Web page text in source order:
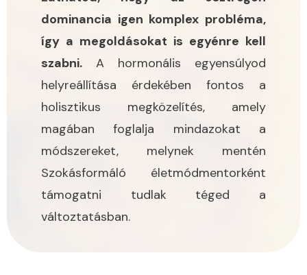
dominancia igen komplex probléma,
így a megoldásokat is egyénre kell
szabni. A hormonális egyensúlyod
helyreállítása érdekében fontos a
holisztikus megközelítés, amely
magában foglalja mindazokat a
módszereket, melynek mentén
Szokásformáló életmódmentorként
támogatni tudlak téged a
változtatásban.